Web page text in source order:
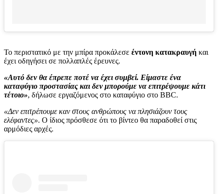
Το περιστατικό με την μπίρα προκάλεσε έντονη κατακραυγή και
έχει οδηγήσει σε πολλαπλές έρευνες.
«Αυτό δεν θα έπρεπε ποτέ να έχει συμβεί. Είμαστε ένα
καταφύγιο προστασίας και δεν μπορούμε να επιτρέψουμε κάτι
τέτοιο», δήλωσε εργαζόμενος στο καταφύγιο στο BBC.
«Δεν επιτρέπουμε καν στους ανθρώπους να πλησιάζουν τους
ελέφαντες». Ο ίδιος πρόσθεσε ότι το βίντεο θα παραδοθεί στις
αρμόδιες αρχές.